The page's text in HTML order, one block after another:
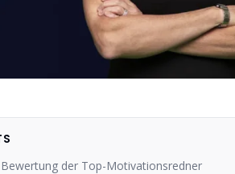
der Top-Motivationsredner